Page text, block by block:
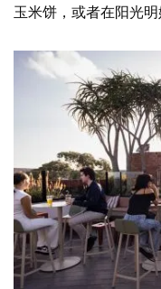
玉米饼，或者在阳光明